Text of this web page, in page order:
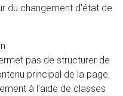
du changement d'état de
pas de structurer de
principal de la page.
à l'aide de classes